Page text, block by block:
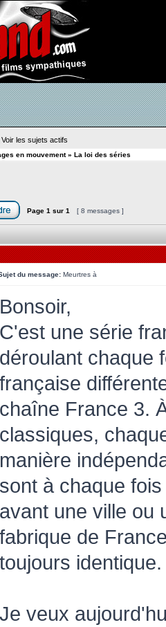
Voir les sujets actifs
en mouvement» La loi des séries
Page 1 sur 1 [ 8 messages ]
du message: Meurtres à
Bonsoir,
C'est une série
déroulant chaque
française
chaîne France 3.
classiques,
manière
sont à chaque
avant une ville ou
fabrique de
toujours identique.
Je veux